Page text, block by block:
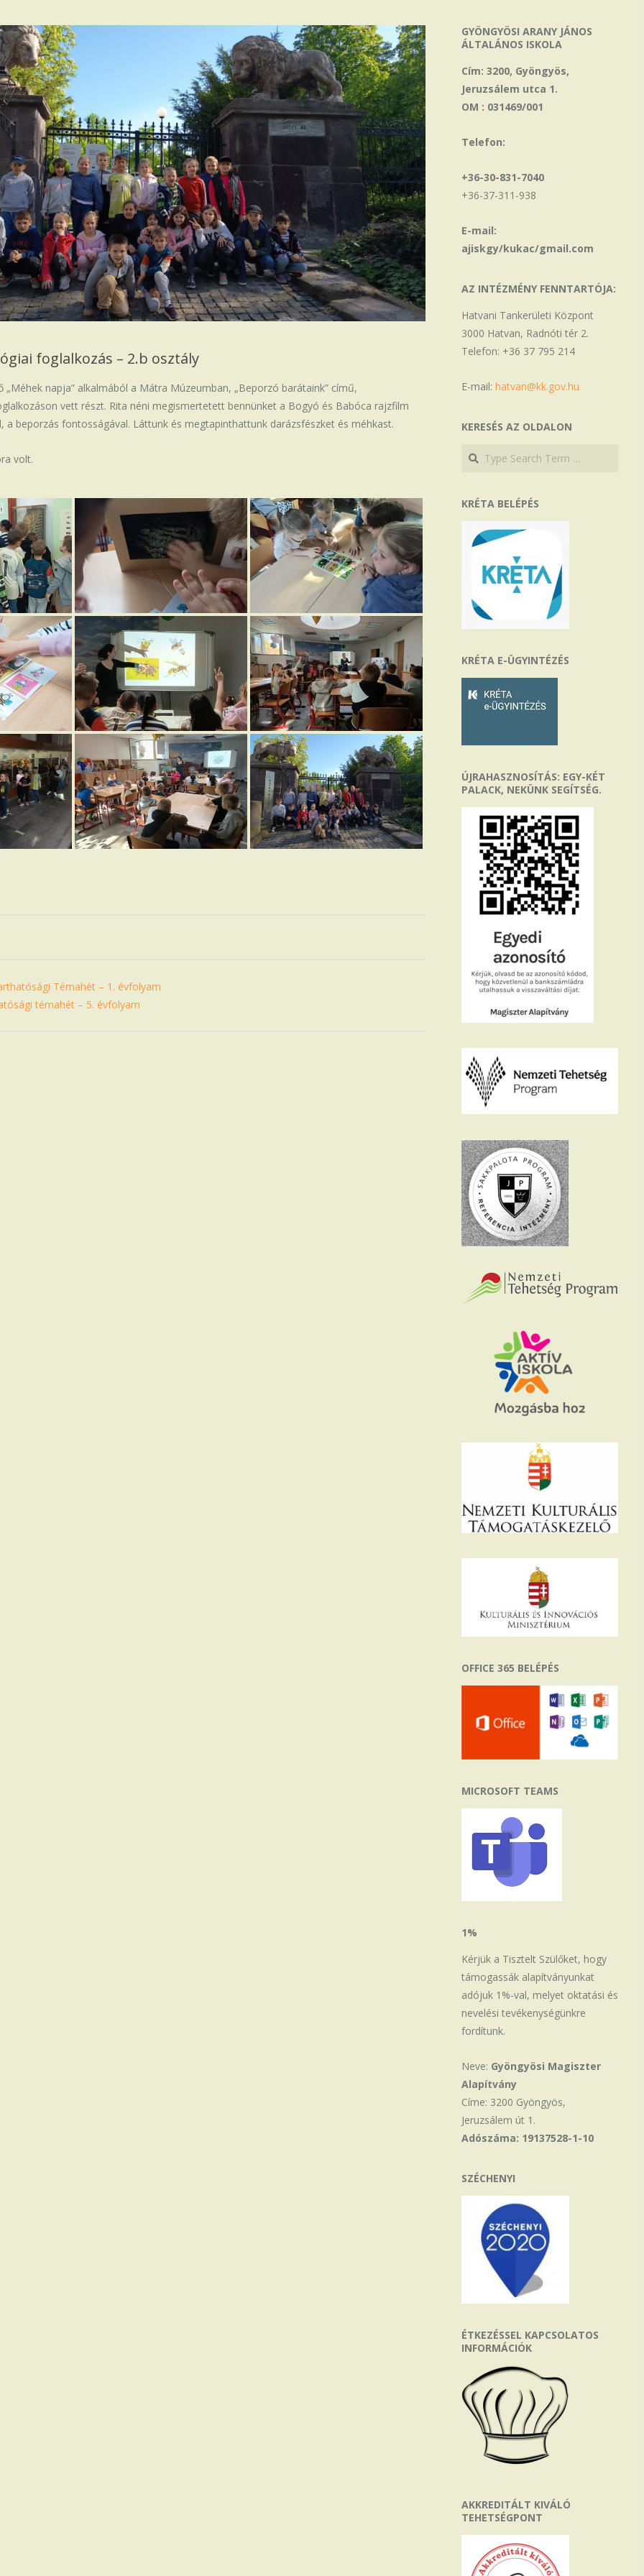
foglalkozás – 2.b osztály
„Méhek napja” alkalmából a Mátra Múzeumban, „Beporzó barátaink” című,
vett részt. Rita néni megismertetett bennünket a Bogyó és Babóca rajzfilm
a beporzás fontosságával. Láttunk és megtapinthattunk darázsfészket és méhkast.
volt.
Témahét – 1. évfolyam
témahét – 5. évfolyam
GYÖNGYÖSI ARANY JÁNOS
ÁLTALÁNOS ISKOLA
Cím: 3200, Gyöngyös,
Jeruzsálem utca 1.
OM : 031469/001
Telefon:
+36-30-831-7040
+36-37-311-938
E-mail:
ajiskgy/kukac/gmail.com
AZ INTÉZMÉNY FENNTARTÓJA:
Hatvani Tankerületi Központ
3000 Hatvan, Radnóti tér 2.
Telefon: +36 37 795 214
E-mail: hatvan@kk.gov.hu
KERESÉS AZ OLDALON
Search
Search
KRÉTA BELÉPÉS
KRÉTA E-ÜGYINTÉZÉS
ÚJRAHASZNOSÍTÁS: EGY-KÉT
PALACK, NEKÜNK SEGÍTSÉG.
OFFICE 365 BELÉPÉS
MICROSOFT TEAMS
1%
Kérjük a Tisztelt Szülőket, hogy
támogassák alapítványunkat
adójuk 1%-val, melyet oktatási és
nevelési tevékenységünkre
fordítunk.
Neve: Gyöngyösi Magiszter
Alapítvány
Címe: 3200 Gyöngyös,
Jeruzsálem út 1.
Adószáma: 19137528-1-10
SZÉCHENYI
ÉTKEZÉSSEL KAPCSOLATOS
INFORMÁCIÓK
AKKREDITÁLT KIVÁLÓ
TEHETSÉGPONT